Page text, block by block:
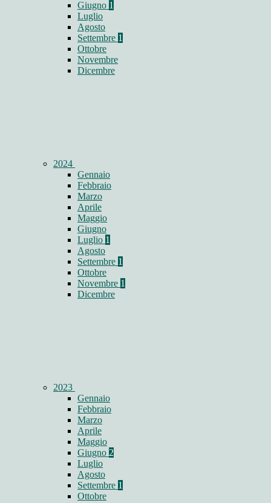
Giugno 1
Luglio
Agosto
Settembre 1
Ottobre
Novembre
Dicembre
2024
Gennaio
Febbraio
Marzo
Aprile
Maggio
Giugno
Luglio 1
Agosto
Settembre 1
Ottobre
Novembre 1
Dicembre
2023
Gennaio
Febbraio
Marzo
Aprile
Maggio
Giugno 2
Luglio
Agosto
Settembre 1
Ottobre